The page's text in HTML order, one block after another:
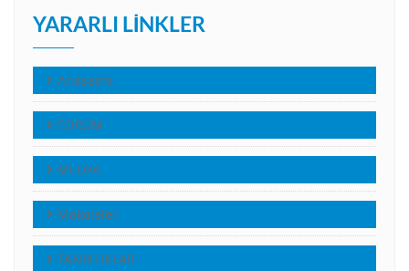
YARARLI LINKLER
Anasayfa
FORUM
MEDYA
Makaleler
TANIKLIKLAR